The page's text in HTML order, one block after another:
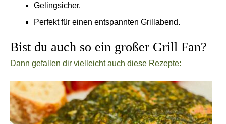
Gelingsicher.
Perfekt für einen entspannten Grillabend.
Bist du auch so ein großer Grill Fan?
Dann gefallen dir vielleicht auch diese Rezepte: